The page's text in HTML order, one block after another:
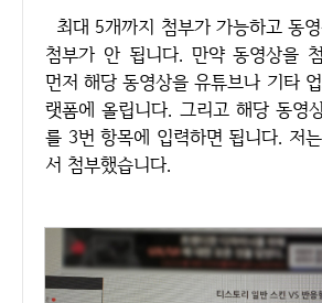
최대 5개까지 첨부가 가능하고 동영상 형태의 파일은
첨부가 안 됩니다. 만약 동영상을
먼저 해당 동영상을 유튜브나 기타
랫폼에 올립니다. 그리고 해당 동영
를 3번 항목에 입력하면 됩니다. 저
서 첨부했습니다.